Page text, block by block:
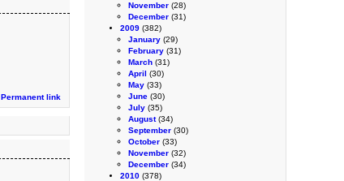
November (28)
December (31)
2009 (382)
January (29)
February (31)
March (31)
April (30)
May (33)
June (30)
July (35)
August(34)
September (30)
October (33)
November (32)
December (34)
2010 (378)
Permanent link